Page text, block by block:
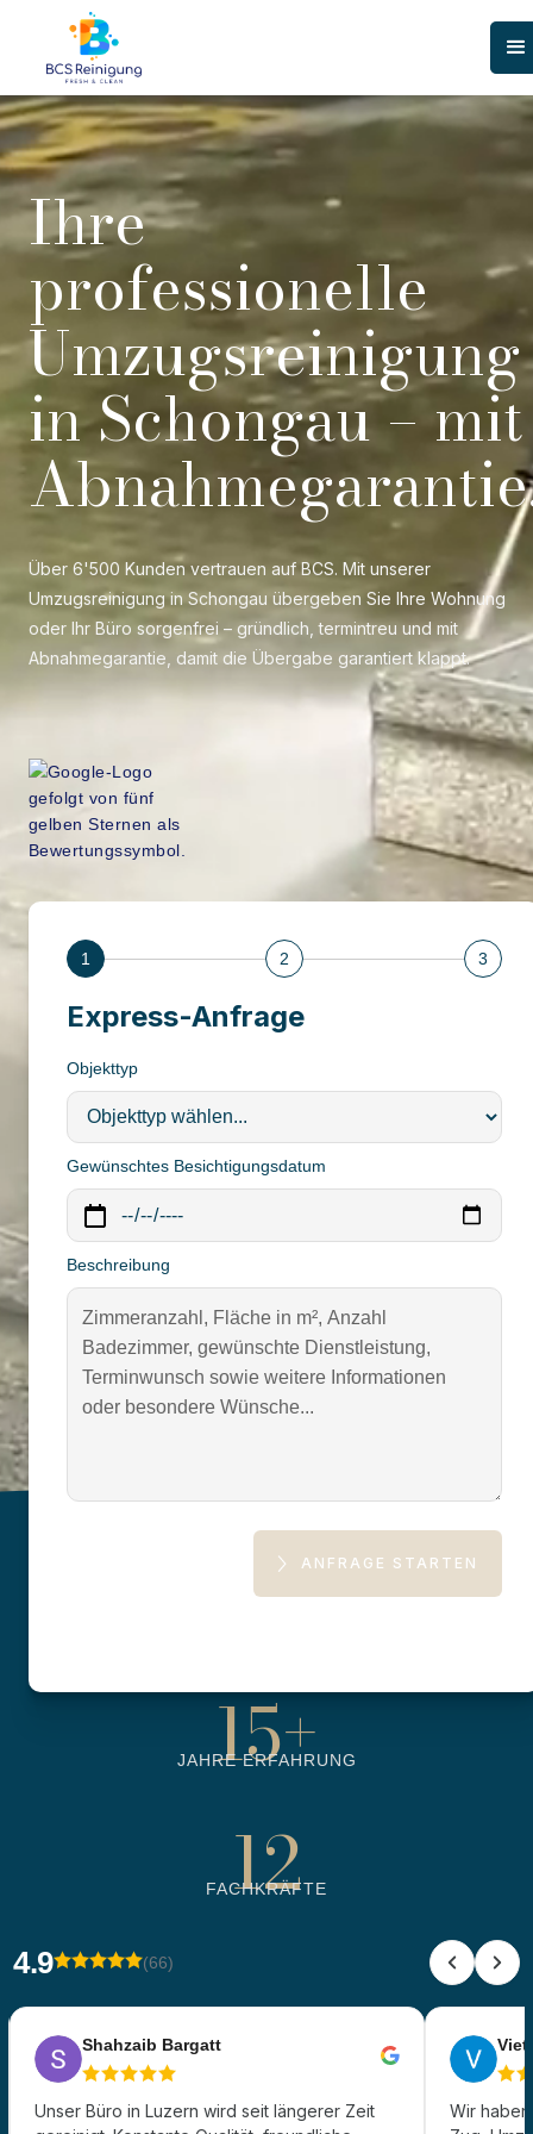
Ihre
professionelle
Umzugsreinigung
in Schongau – mit
Über 6'500 Kunden vertrauen auf BCS. Mit unserer
Umzugsreinigung in Schongau übergeben Sie Ihre Wohnung
oder Ihr Büro sorgenfrei – gründlich, termintreu und mit
Abnahmegarantie, damit die Übergabe garantiert klappt.
1 2 3
Express-Anfrage
Objekttyp
Gewünschtes Besichtigungsdatum
Beschreibung
ANFRAGE STARTEN
6500+
15+
JAHRE ERFAHRUNG
12
FACHKRÄFTE
4.9 (66)
Shahzaib Bargatt
Unser Büro in Luzern wird seit längerer Zeit
Viet
Wir